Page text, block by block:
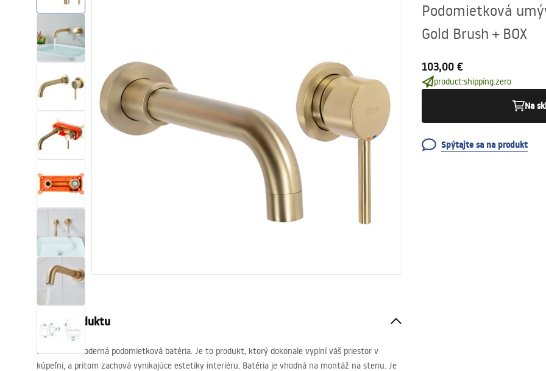
Sprchové žľaby
Sanitárna keramika
Umývadlá
Vaňa so zástenou
Batérie
Kuchyňa
Podomietková
Gold Brush + BOX
103,00 €
product:shipping.zero
Na
Spýtajte sa na produkt
Popis produktu
Funkčná a moderná podomietková batéria. Je to produkt, ktorý dokonale vyplní váš priestor v
kúpeľni, a pritom zachová vynikajúce estetiky interiéru. Batéria je vhodná na montáž na stenu. Je